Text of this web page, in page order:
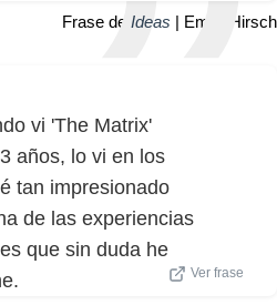
Frase de Ideas | Emile Hirsch
vi 'The Matrix'
años, lo vi en los
tan impresionado
de las experiencias
que sin duda he
Ver frase